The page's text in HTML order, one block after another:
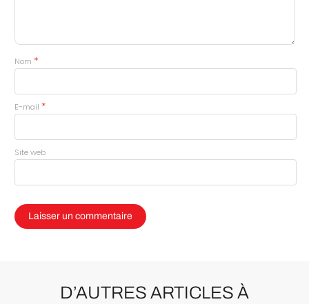
Nom *
E-mail *
Site web
D’AUTRES ARTICLES À